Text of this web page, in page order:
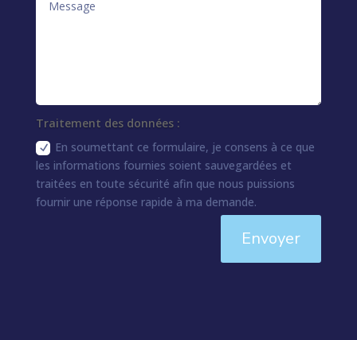
Traitement des données :
En soumettant ce formulaire, je consens à ce que
les informations fournies soient sauvegardées et
traitées en toute sécurité afin que nous puissions
fournir une réponse rapide à ma demande.
Envoyer